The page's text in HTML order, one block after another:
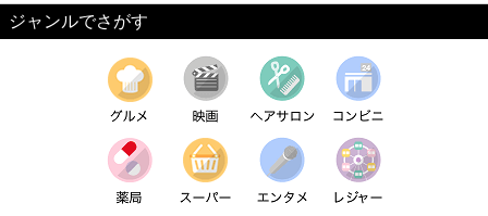
ジャンルでさがす